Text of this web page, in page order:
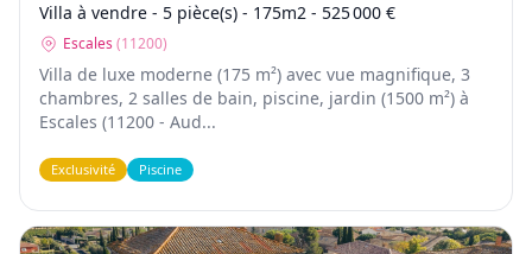
Villa à vendre - 5 pièce(s) - 175m2 - 525 000 €
Escales (11200)
Villa de luxe moderne (175 m²) avec vue magnifique, 3
chambres, 2 salles de bain, piscine, jardin (1500 m²) à
Escales (11200 - Aud...
Exclusivité Piscine